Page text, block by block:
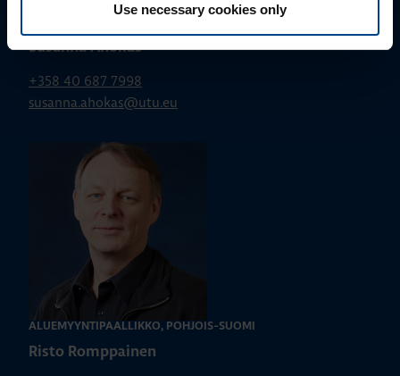
Use necessary cookies only
Susanna Ahokas
+358 40 687 7998
susanna.ahokas@utu.eu
ALUEMYYNTIPÄÄLLIKKÖ, POHJOIS-SUOMI
Risto Romppainen